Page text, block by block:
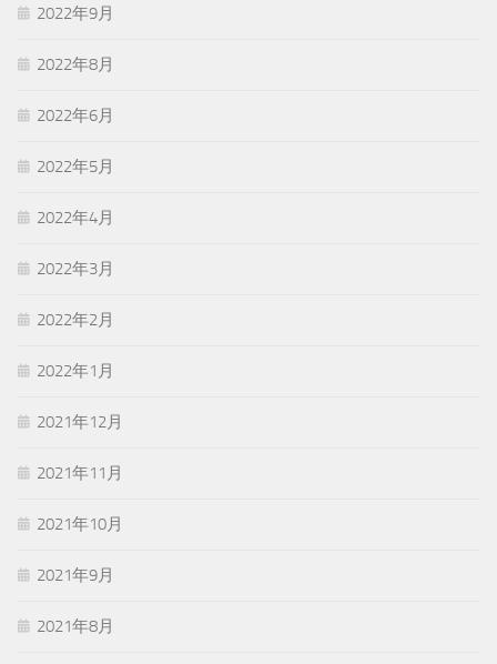
2022年9月
2022年8月
2022年6月
2022年5月
2022年4月
2022年3月
2022年2月
2022年1月
2021年12月
2021年11月
2021年10月
2021年9月
2021年8月